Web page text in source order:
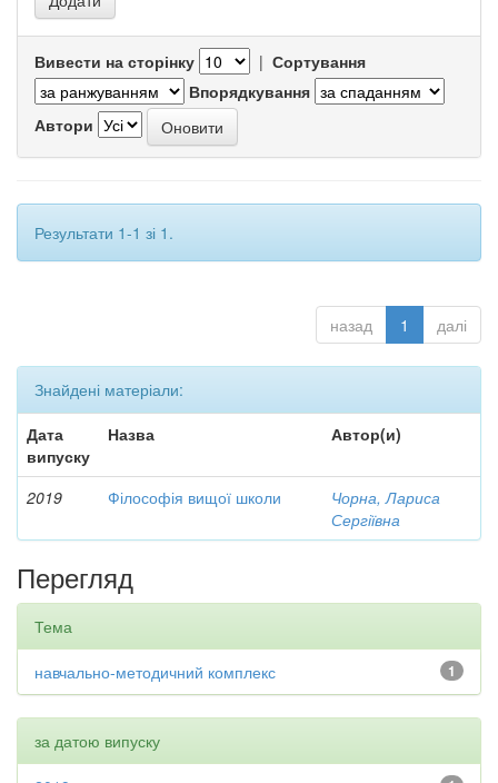
Вивести на сторінку | Сортування
Впорядкування
Автори
Результати 1-1 зі 1.
назад 1 далі
Знайдені матеріали:
Дата
випуску
Назва Автор(и)
2019 Філософія вищої школи
Чорна, Лариса
Сергіївна
Перегляд
Тема
1
навчально-методичний комплекс
за датою випуску